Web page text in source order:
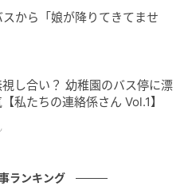
する良い機会になったの
てもあまり意味がありま
、理解を深めていくこと
間がある方はいろいろな
から「娘が降りてきてませ
し合い？ 幼稚園のバス停に漂
私たちの連絡係さん Vol.1】
ランキング